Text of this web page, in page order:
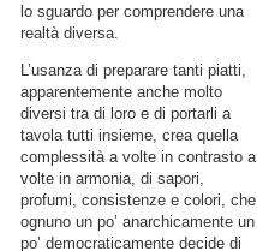
lo sguardo per comprendere una
realtà diversa.
L’usanza di preparare tanti piatti,
apparentemente anche molto
diversi tra di loro e di portarli a
tavola tutti insieme, crea quella
complessità a volte in contrasto a
volte in armonia, di sapori,
profumi, consistenze e colori, che
ognuno un po’ anarchicamente un
po’ democraticamente decide di